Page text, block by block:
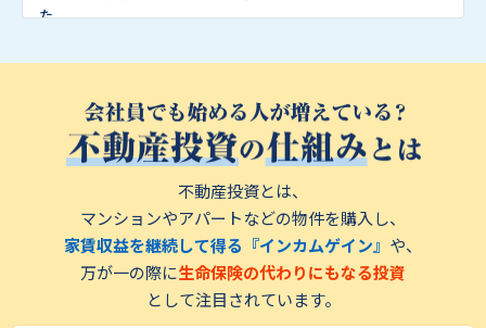
実際に会ってお話をしたことで、ほとんど初期費用がなくても
あるので安心です。そのような安心材料が積み重なり、オーナー
になることを決めるのにそれほど時間はかかりませんでした。
今、少しでも興味を持たれいる方がいらっしゃれば、シミュレ
ートしてもらうだけで目からウロコだと思います。
忙しくてお金の管理の仕方を考える暇もない、若い方々にこそ
チャンスだと思いますので特にお勧めします。
た。
に紹介してもらってシノケンハーモニーさんの不動産投資セミナ
ーに参加しました。
セミナーを受講し、シノケンハーモニーさんの提案するマンショ
ン経営は、管理などの諸々をシノケンハーモニーさんとその関
連会社が行ってくれるので、自分自身はマンションのことをそん
なしょっちゅう気にかけなくても資産形成が行えるということが
一番のメリットだと思いました。
しかしその時は、まだ私が若いこともあり、ローンを組める年収
に達していなかったため始められなかったのですが、今年は取
り組める年収に達したためマンションを購入することができま
不動産投資とは、
マンションやアパートなどの物件を購入し、
家賃収益を継続して得る『インカムゲイン』 や、
万が⼀の際に生命保険の代わりにもなる投資
として注⽬されています。